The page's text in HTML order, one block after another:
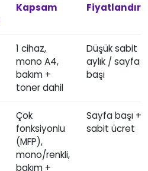
Kapsam
1 cihaz,
mono A4,
bakım +
toner dahil
Düşük sabit
aylık / sayfa
başı
Çok
fonksiyonlu
(MFP),
mono/renkli,
bakım +
Sayfa başı +
sabit ücret